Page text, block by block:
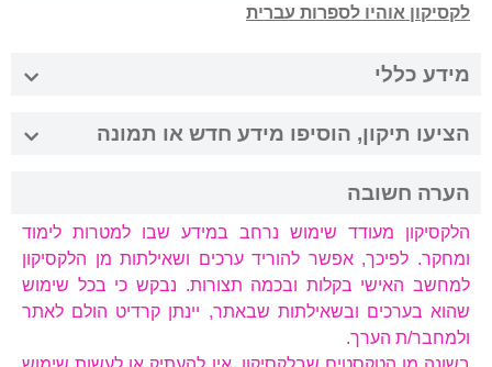
לקסיקון אוהיו לספרות עברית
מידע כללי
הציעו תיקון, הוסיפו מידע חדש או תמונה
הערה חשובה
הלקסיקון מעודד שימוש נרחב במידע שבו למטרות לימוד
ומחקר. לפיכך, אפשר להוריד ערכים ושאילתות מן הלקסיקון
למחשב האישי בקלות ובכמה תצורות. נבקש כי בכל שימוש
שהוא בערכים ובשאילתות שבאתר, יינתן קרדיט הולם לאתר
ולמחבר/ת הערך.